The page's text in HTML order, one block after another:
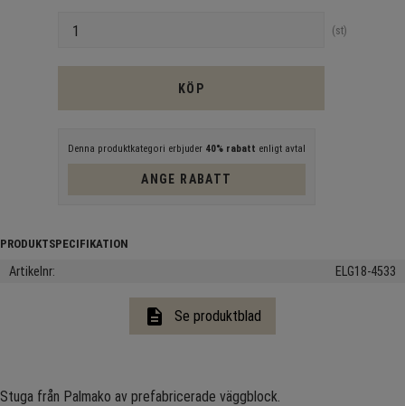
st
KÖP
Denna produktkategori erbjuder 40% rabatt enligt avtal
ANGE RABATT
Artikelnr ELG18-4533
description Se produktblad
Stuga från Palmako av prefabricerade väggblock.